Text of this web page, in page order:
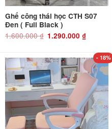
Ghế công thái học CTH S07
Đen ( Full Black )
1.600.000₫ Giá
gốc
1.290.000₫Giá
hiện
1.290.000
- 18%